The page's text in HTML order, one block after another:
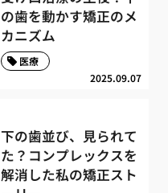
の歯を動かす矯正のメ
カニズム
2025.09.07
医療
下の歯並び、見られて
た？コンプレックスを
解消した私の矯正スト